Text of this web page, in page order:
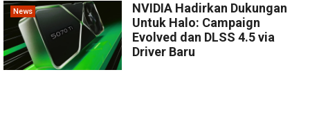
News
NVIDIA Hadirkan Dukungan
Untuk Halo: Campaign
Evolved dan DLSS 4.5 via
Driver Baru